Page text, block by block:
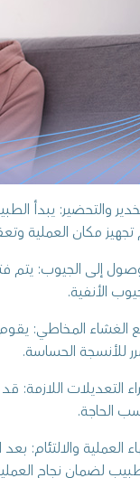
والتحضير: يبدأ
تجهيز مكان العملية
إلى الجيوب: يتم
الأنفية.
الغشاء المخاطي:
للأنسجة الحساسة.
التعديلات
الحاجة.
العملية والالتئام:
لضمان نجاح